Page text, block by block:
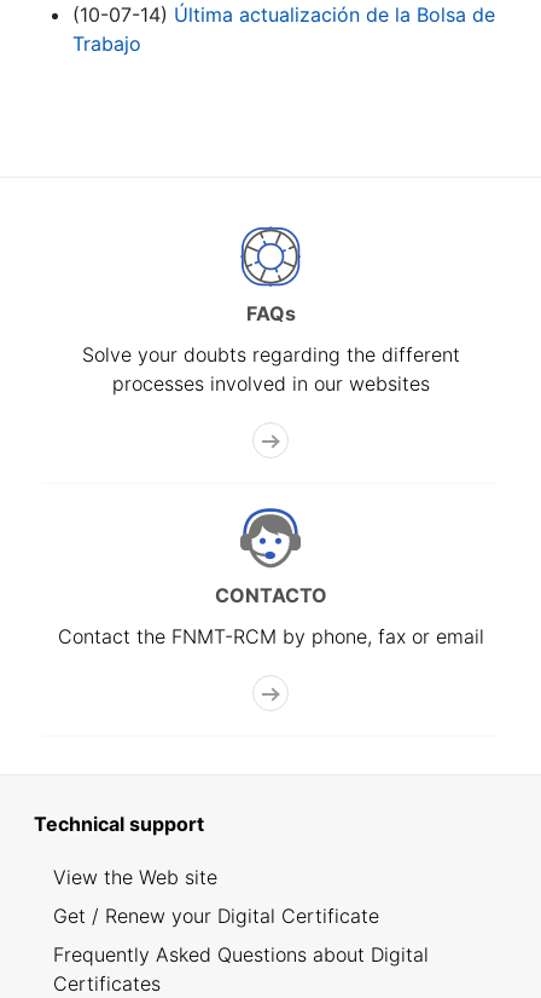
(10-07-14) Última actualización de la Bolsa de
Trabajo
FAQs
Solve your doubts regarding the different
processes involved in our websites
CONTACTO
Contact the FNMT-RCM by phone, fax or email
Technical support
View the Web site
Get / Renew your Digital Certificate
Frequently Asked Questions about Digital
Certificates